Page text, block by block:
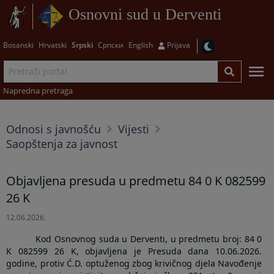
Osnovni sud u Derventi
Bosanski Hrvatski Srpski Српски English Prijava
Napredna pretraga
Odnosi s javnošću
Vijesti
Saopštenja za javnost
Objavljena presuda u predmetu 84 0 K 082599
26 K
12.06.2026.
Kod Osnovnog suda u Derventi, u predmetu broj: 84 0
K 082599 26 K, objavljena je Presuda dana 10.06.2026.
godine, protiv Ć.D. optuženog zbog krivičnog djela Navođenje